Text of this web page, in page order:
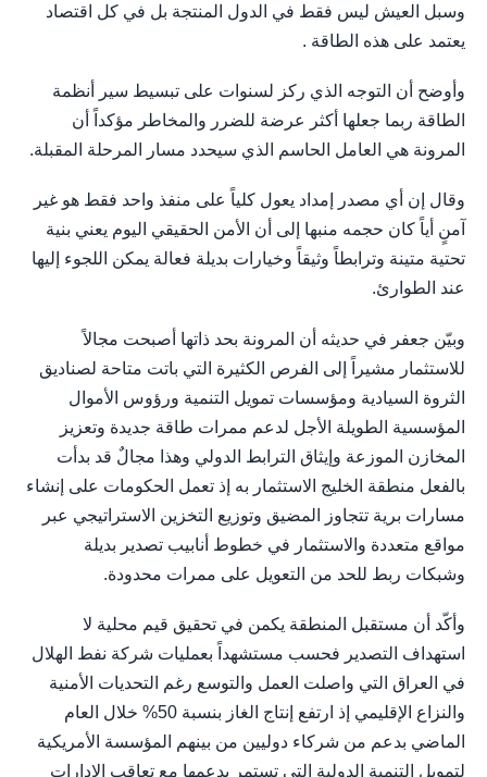
وسبل العيش ليس فقط في الدول المنتجة بل في كل اقتصاد
يعتمد على هذه الطاقة .
وأوضح أن التوجه الذي ركز لسنوات على تبسيط سير أنظمة
الطاقة ربما جعلها أكثر عرضة للضرر والمخاطر مؤكداً أن
المرونة هي العامل الحاسم الذي سيحدد مسار المرحلة المقبلة.
وقال إن أي مصدر إمداد يعول كلياً على منفذ واحد فقط هو غير
آمنٍ أياً كان حجمه منبها إلى أن الأمن الحقيقي اليوم يعني بنية
تحتية متينة وترابطاً وثيقاً وخيارات بديلة فعالة يمكن اللجوء إليها
عند الطوارئ.
وبيّن جعفر في حديثه أن المرونة بحد ذاتها أصبحت مجالاً
للاستثمار مشيراً إلى الفرص الكثيرة التي باتت متاحة لصناديق
الثروة السيادية ومؤسسات تمويل التنمية ورؤوس الأموال
المؤسسية الطويلة الأجل لدعم ممرات طاقة جديدة وتعزيز
المخازن الموزعة وإيثاق الترابط الدولي وهذا مجالٌ قد بدأت
بالفعل منطقة الخليج الاستثمار به إذ تعمل الحكومات على إنشاء
مسارات برية تتجاوز المضيق وتوزيع التخزين الاستراتيجي عبر
مواقع متعددة والاستثمار في خطوط أنابيب تصدير بديلة
وشبكات ربط للحد من التعويل على ممرات محدودة.
وأكّد أن مستقبل المنطقة يكمن في تحقيق قيم محلية لا
استهداف التصدير فحسب مستشهداً بعمليات شركة نفط الهلال
في العراق التي واصلت العمل والتوسع رغم التحديات الأمنية
والنزاع الإقليمي إذ ارتفع إنتاج الغاز بنسبة 50% خلال العام
الماضي بدعم من شركاء دوليين من بينهم المؤسسة الأمريكية
لتمويل التنمية الدولية التي تستمر بدعمها مع تعاقب الإدارات